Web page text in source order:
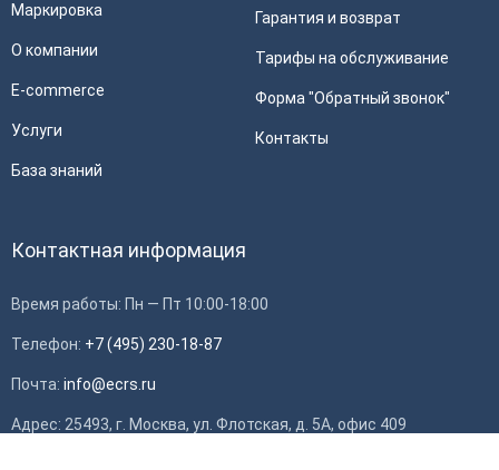
Маркировка
О компании
E-commerce
Услуги
База знаний
Гарантия и возврат
Тарифы на обслуживание
Форма "Обратный звонок"
Контакты
Контактная информация
Время работы: Пн — Пт 10:00-18:00
Телефон: +7 (495) 230-18-87
Почта: info@ecrs.ru
Адрес: 25493, г. Москва, ул. Флотская, д. 5А, офис 409